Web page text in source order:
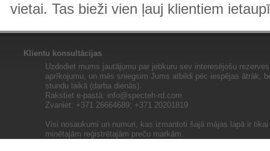
vietai. Tas bieži vien ļauj klientiem
Klientu konsultācijas
Uzdodiet mums jautājumu par jebkuru sev interesējošu
aprīkojumu, un mēs sniegsim Jums atbildi pēc iespējas ātrāk,
stundu laikā (darba dienās).
Rakstiet e-pastā: info@specteh-rd.com
Zvaniet: +371 26664689; +371 20201819
Visi nosaukumi un numuri, kas izmantoti šajā mājas lapā ir
minētajām reģistrētajām preču markām.